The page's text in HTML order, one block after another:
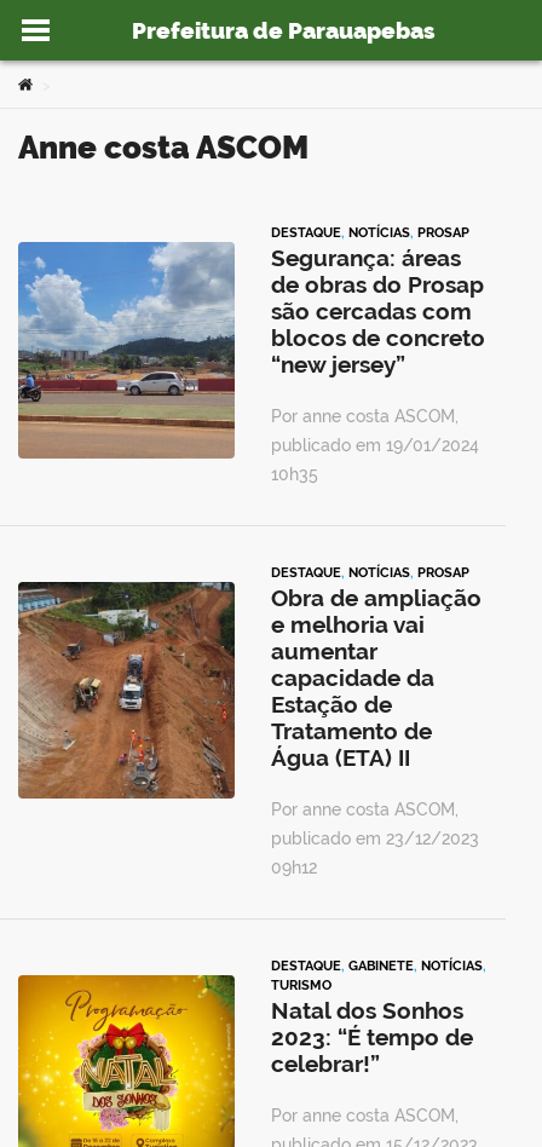
Ir para o conteúdo
Prefeitura de Parauapebas
Você está aqui:
anne costa ASCOM
DESTAQUE, NOTÍCIAS, PROSAP
Segurança: áreas
de obras do Prosap
são cercadas com
blocos de concreto
“new jersey”
Por anne costa ASCOM,
publicado em 19/01/2024
10h35
DESTAQUE, NOTÍCIAS, PROSAP
Obra de ampliação
e melhoria vai
aumentar
capacidade da
Estação de
Tratamento de
Água (ETA) II
Por anne costa ASCOM,
publicado em 23/12/2023
09h12
DESTAQUE, GABINETE, NOTÍCIAS,
TURISMO
Natal dos Sonhos
2023: “É tempo de
celebrar!”
Por anne costa ASCOM,